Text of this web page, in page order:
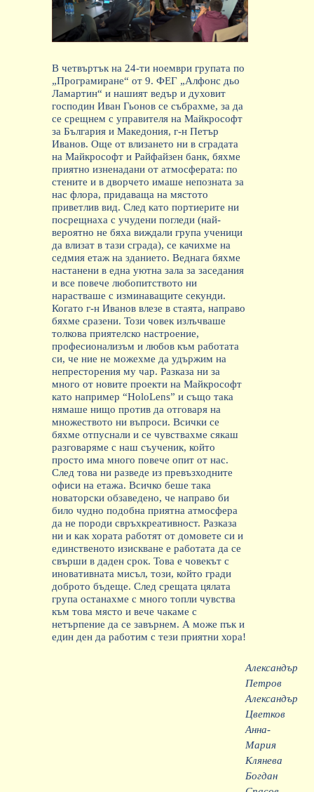
В четвъртък на 24-ти ноември групата по
„Програмиране“ от 9. ФЕГ „Алфонс дьо
Ламартин“ и нашият ведър и духовит
господин Иван Гьонов се събрахме, за да
се срещнем с управителя на Майкрософт
за България и Македония, г-н Петър
Иванов. Още от влизането ни в сградата
на Майкрософт и Райфайзен банк, бяхме
приятно изненадани от атмосферата: по
стените и в дворчето имаше непозната за
нас флора, придаваща на мястото
приветлив вид. След като портиерите ни
посрещнаха с учудени погледи (най-
вероятно не бяха виждали група ученици
да влизат в тази сграда), се качихме на
седмия етаж на зданието. Веднага бяхме
настанени в една уютна зала за заседания
и все повече любопитството ни
нарастваше с изминаващите секунди.
Когато г-н Иванов влезе в стаята, направо
бяхме сразени. Този човек излъчваше
толкова приятелско настроение,
професионализъм и любов към работата
си, че ние не можехме да удържим на
непресторения му чар. Разказа ни за
много от новите проекти на Майкрософт
като например “HoloLens” и също така
нямаше нищо против да отговаря на
множеството ни въпроси. Всички се
бяхме отпуснали и се чувствахме сякаш
разговаряме с наш съученик, който
просто има много повече опит от нас.
След това ни разведе из превъзходните
офиси на етажа. Всичко беше така
новаторски обзаведено, че направо би
било чудно подобна приятна атмосфера
да не породи свръхкреативност. Разказа
ни и как хората работят от домовете си и
единственото изискване е работата да се
свърши в даден срок. Това е човекът с
иновативната мисъл, този, който гради
доброто бъдеще. След срещата цялата
група останахме с много топли чувства
към това място и вече чакаме с
нетърпение да се завърнем. А може пък и
един ден да работим с тези приятни хора!
Александър
Петров
Александър
Цветков
Анна-
Мария
Клянева
Богдан